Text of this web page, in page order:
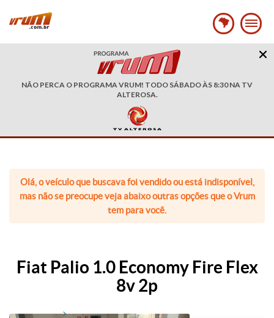
NÃO PERCA O PROGRAMA VRUM! TODO SÁBADO ÀS 8:30 NA TV
ALTEROSA.
Olá, o veículo que buscava foi vendido ou está indisponível,
mas não se preocupe veja abaixo outras opções que o Vrum
tem para você.
Fiat Palio 1.0 Economy Fire Flex
8v 2p